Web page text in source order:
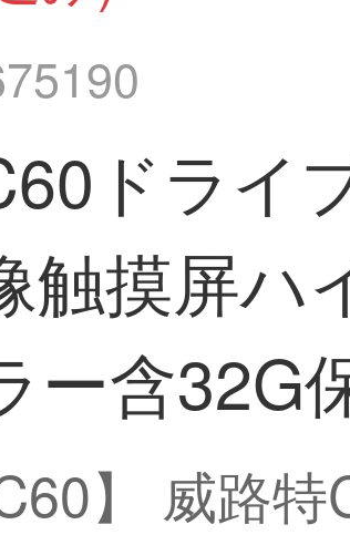
ドライ
触摸屏ハ
ー含32G
】 威路